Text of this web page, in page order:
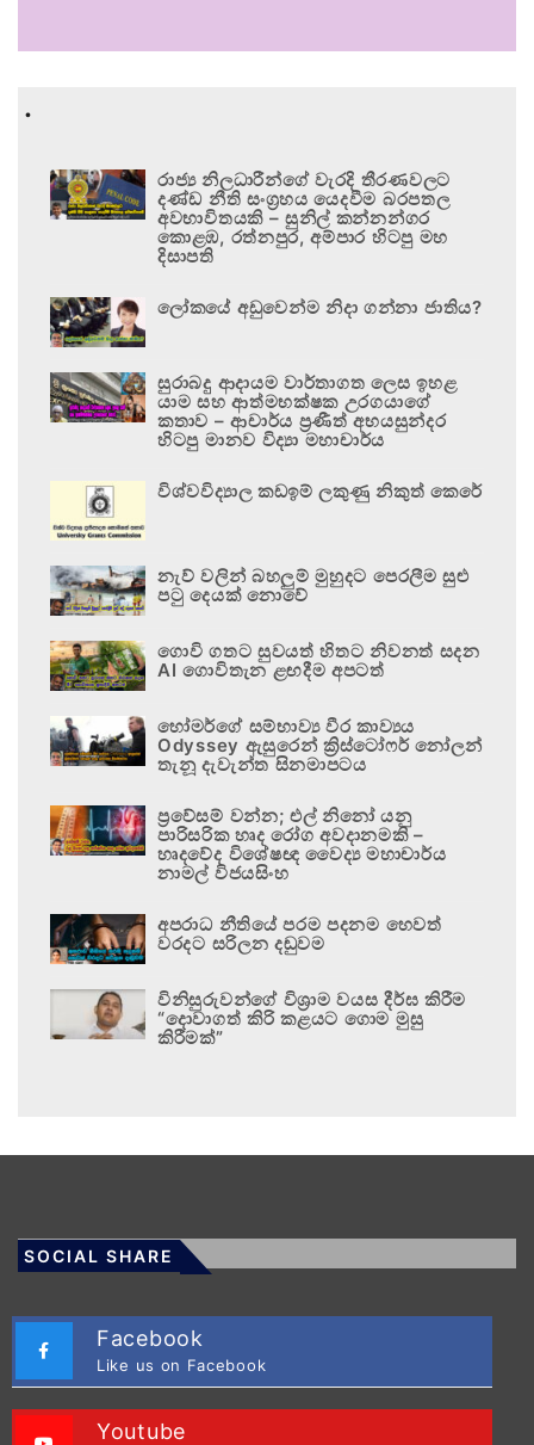
.
රාජ්‍ය නිලධාරීන්ගේ වැරදි තීරණවලට
දණ්ඩ නීති සංග්‍රහය යෙදවීම බරපතල
අවභාවිතයකි – සුනිල් කන්නන්ගර
කොළඹ, රත්නපුර, අම්පාර හිටපු මහ
දිසාපති
ලෝකයේ අඩුවෙන්ම නිදා ගන්නා ජාතිය?
සුරාබදු ආදායම වාර්තාගත ලෙස ඉහළ
යාම සහ ආත්මභක්ෂක උරගයාගේ
කතාව – ආචාර්ය ප්‍රණීත් අභයසුන්දර
හිටපු මානව විද්‍යා මහාචාර්ය
විශ්වවිද්‍යාල කඩඉම් ලකුණු නිකුත් කෙරේ
නැව් වලින් බහලුම් මුහුදට පෙරලීම සුළු
පටු දෙයක් නොවේ
ගොවි ගතට සුවයත් හිතට නිවනත් සදන
AI ගොවිතැන ළඟදීම අපටත්
හෝමර්ගේ සම්භාව්‍ය වීර කාව්‍යය
Odyssey ඇසුරෙන් ක්‍රිස්ටෝෆර් නෝලන්
තැනූ දැවැන්ත සිනමාපටය
ප්‍රවේසම් වන්න; එල් නිනෝ යනු
පාරිසරික හෘද රෝග අවදානමකි –
හෘදවේද විශේෂඥ වෛද්‍ය මහාචාර්ය
නාමල් විජයසිංහ
අපරාධ නීතියේ පරම පදනම හෙවත්
වරදට සරිලන දඬුවම
විනිසුරුවන්ගේ විශ්‍රාම වයස දීර්ඝ කිරීම
“දොවාගත් කිරි කළයට ගොම මුසු
කිරීමක්”
SOCIAL SHARE
Facebook
Like us on Facebook
Youtube